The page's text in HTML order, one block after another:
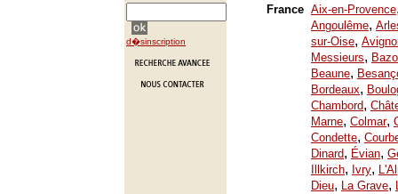
d�sinscription
France Aix-en-Provence
Angoulême,
sur-Oise,
Messieurs,
Beaune,
Bordeaux,
Chambord,
Marne, Colmar,
Condette,
Dinard, Évian,
Illkirch, Ivry,
Dieu, La Grave,